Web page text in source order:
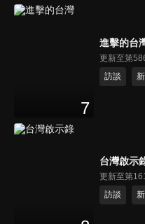
7
進擊的台
更新至第
訪談
台灣啟示
更新至第
訪談